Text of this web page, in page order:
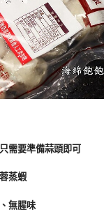
需要準備蒜頭即可
蒸蝦
無腥味